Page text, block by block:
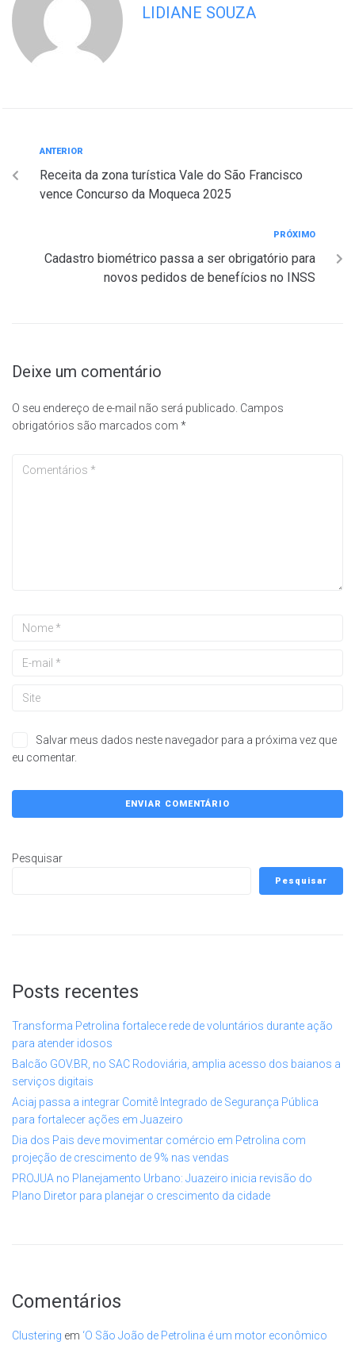
LIDIANE SOUZA
ANTERIOR
Receita da zona turística Vale do São Francisco
vence Concurso da Moqueca 2025
PRÓXIMO
Cadastro biométrico passa a ser obrigatório para
novos pedidos de benefícios no INSS
Deixe um comentário
O seu endereço de e-mail não será publicado. Campos
obrigatórios são marcados com *
Salvar meus dados neste navegador para a próxima vez que
eu comentar.
Pesquisar
Pesquisar
Posts recentes
Transforma Petrolina fortalece rede de voluntários durante ação
para atender idosos
Balcão GOV.BR, no SAC Rodoviária, amplia acesso dos baianos a
serviços digitais
Aciaj passa a integrar Comitê Integrado de Segurança Pública
para fortalecer ações em Juazeiro
Dia dos Pais deve movimentar comércio em Petrolina com
projeção de crescimento de 9% nas vendas
PROJUA no Planejamento Urbano: Juazeiro inicia revisão do
Plano Diretor para planejar o crescimento da cidade
Comentários
Clustering em ‘O São João de Petrolina é um motor econômico